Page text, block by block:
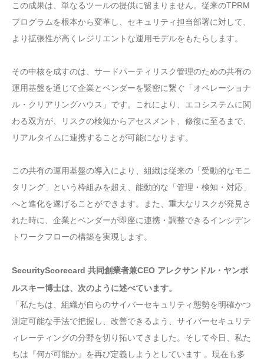
この成果は、単なるツールの提供に留まりません。従来のTPRM
プログラムを根本から変革し、セキュリティ担当部署に対して、
より拡張性が高くレジリエントな運用モデルをもたらします。
その中核を成すのは、サードパーティリスク管理のための共有の
運用基盤を通じて企業とベンダーを緊密に繋ぐ「オペレーショナ
ル・クリアリングハウス」です。これにより、エコシステムに関
わる双方が、リスクの検知からアセスメント、修復に至るまで、
リアルタイムに連携することが可能になります。
この共有の運用基盤の導入により、組織は従来の「受動的なモニ
タリング」という枠組みを超え、能動的な「管理・検知・対応」
へと進化を遂げることができます。また、重大なリスクが発見さ
れた時に、企業とベンダーが即座に連携・調整できるインシデン
トワークフローの構築を実現します。
SecurityScorecard 共同創業者兼CEO アレクサンドル・ヤンポ
ルスキー博士は、次のように述べています。
「私たちは、組織が自らのサイバーセキュリティ態勢を明確かつ
測定可能な手法で把握し、改善できるよう、サイバーセキュリテ
ィレーティングの分野を切り拓いてきました。そして今日、私た
ちは『何が可能か』を再び定義しようとしています 。現在も多